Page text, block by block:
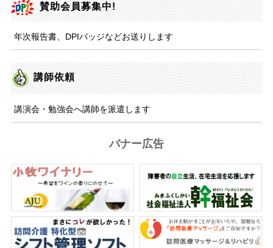
賛助会員募集中!
年次報告書、DPIバッジなどお送りします
講師依頼
講演会・勉強会へ講師を派遣します
バナー広告